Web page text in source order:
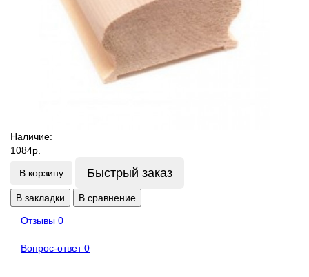
Наличие:
1084р.
В корзину Быстрый заказ
В закладки В сравнение
Отзывы 0
Вопрос-ответ0